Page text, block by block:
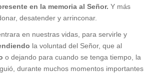
en la memoria al Señor. Y más
desatender y arrinconar.
en nuestras vidas, para servirle y
la voluntad del Señor, que al
o dejando para cuando se tenga tiempo, la
durante muchos momentos importantes